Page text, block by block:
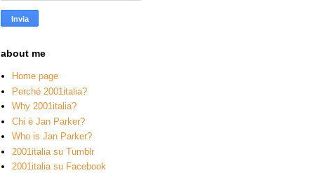
about me
Home page
Perché 2001italia?
Why 2001italia?
Chi è Jan Parker?
Who is Jan Parker?
2001italia su Tumblr
2001italia su Facebook